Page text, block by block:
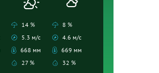
14 %
5.3 м/с
668 мм
27 %
8 %
4.6 м/с
669 мм
32 %